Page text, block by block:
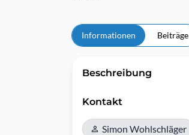
Informationen Beiträge
Beschreibung
Kontakt
Simon Wohlschläger